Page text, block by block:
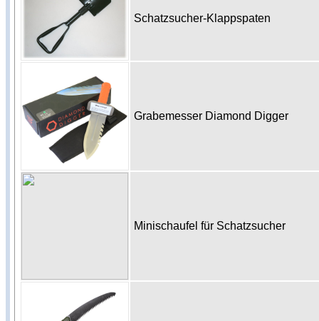
Schatzsucher-Klappspaten
Grabemesser Diamond Digger
Minischaufel für Schatzsucher